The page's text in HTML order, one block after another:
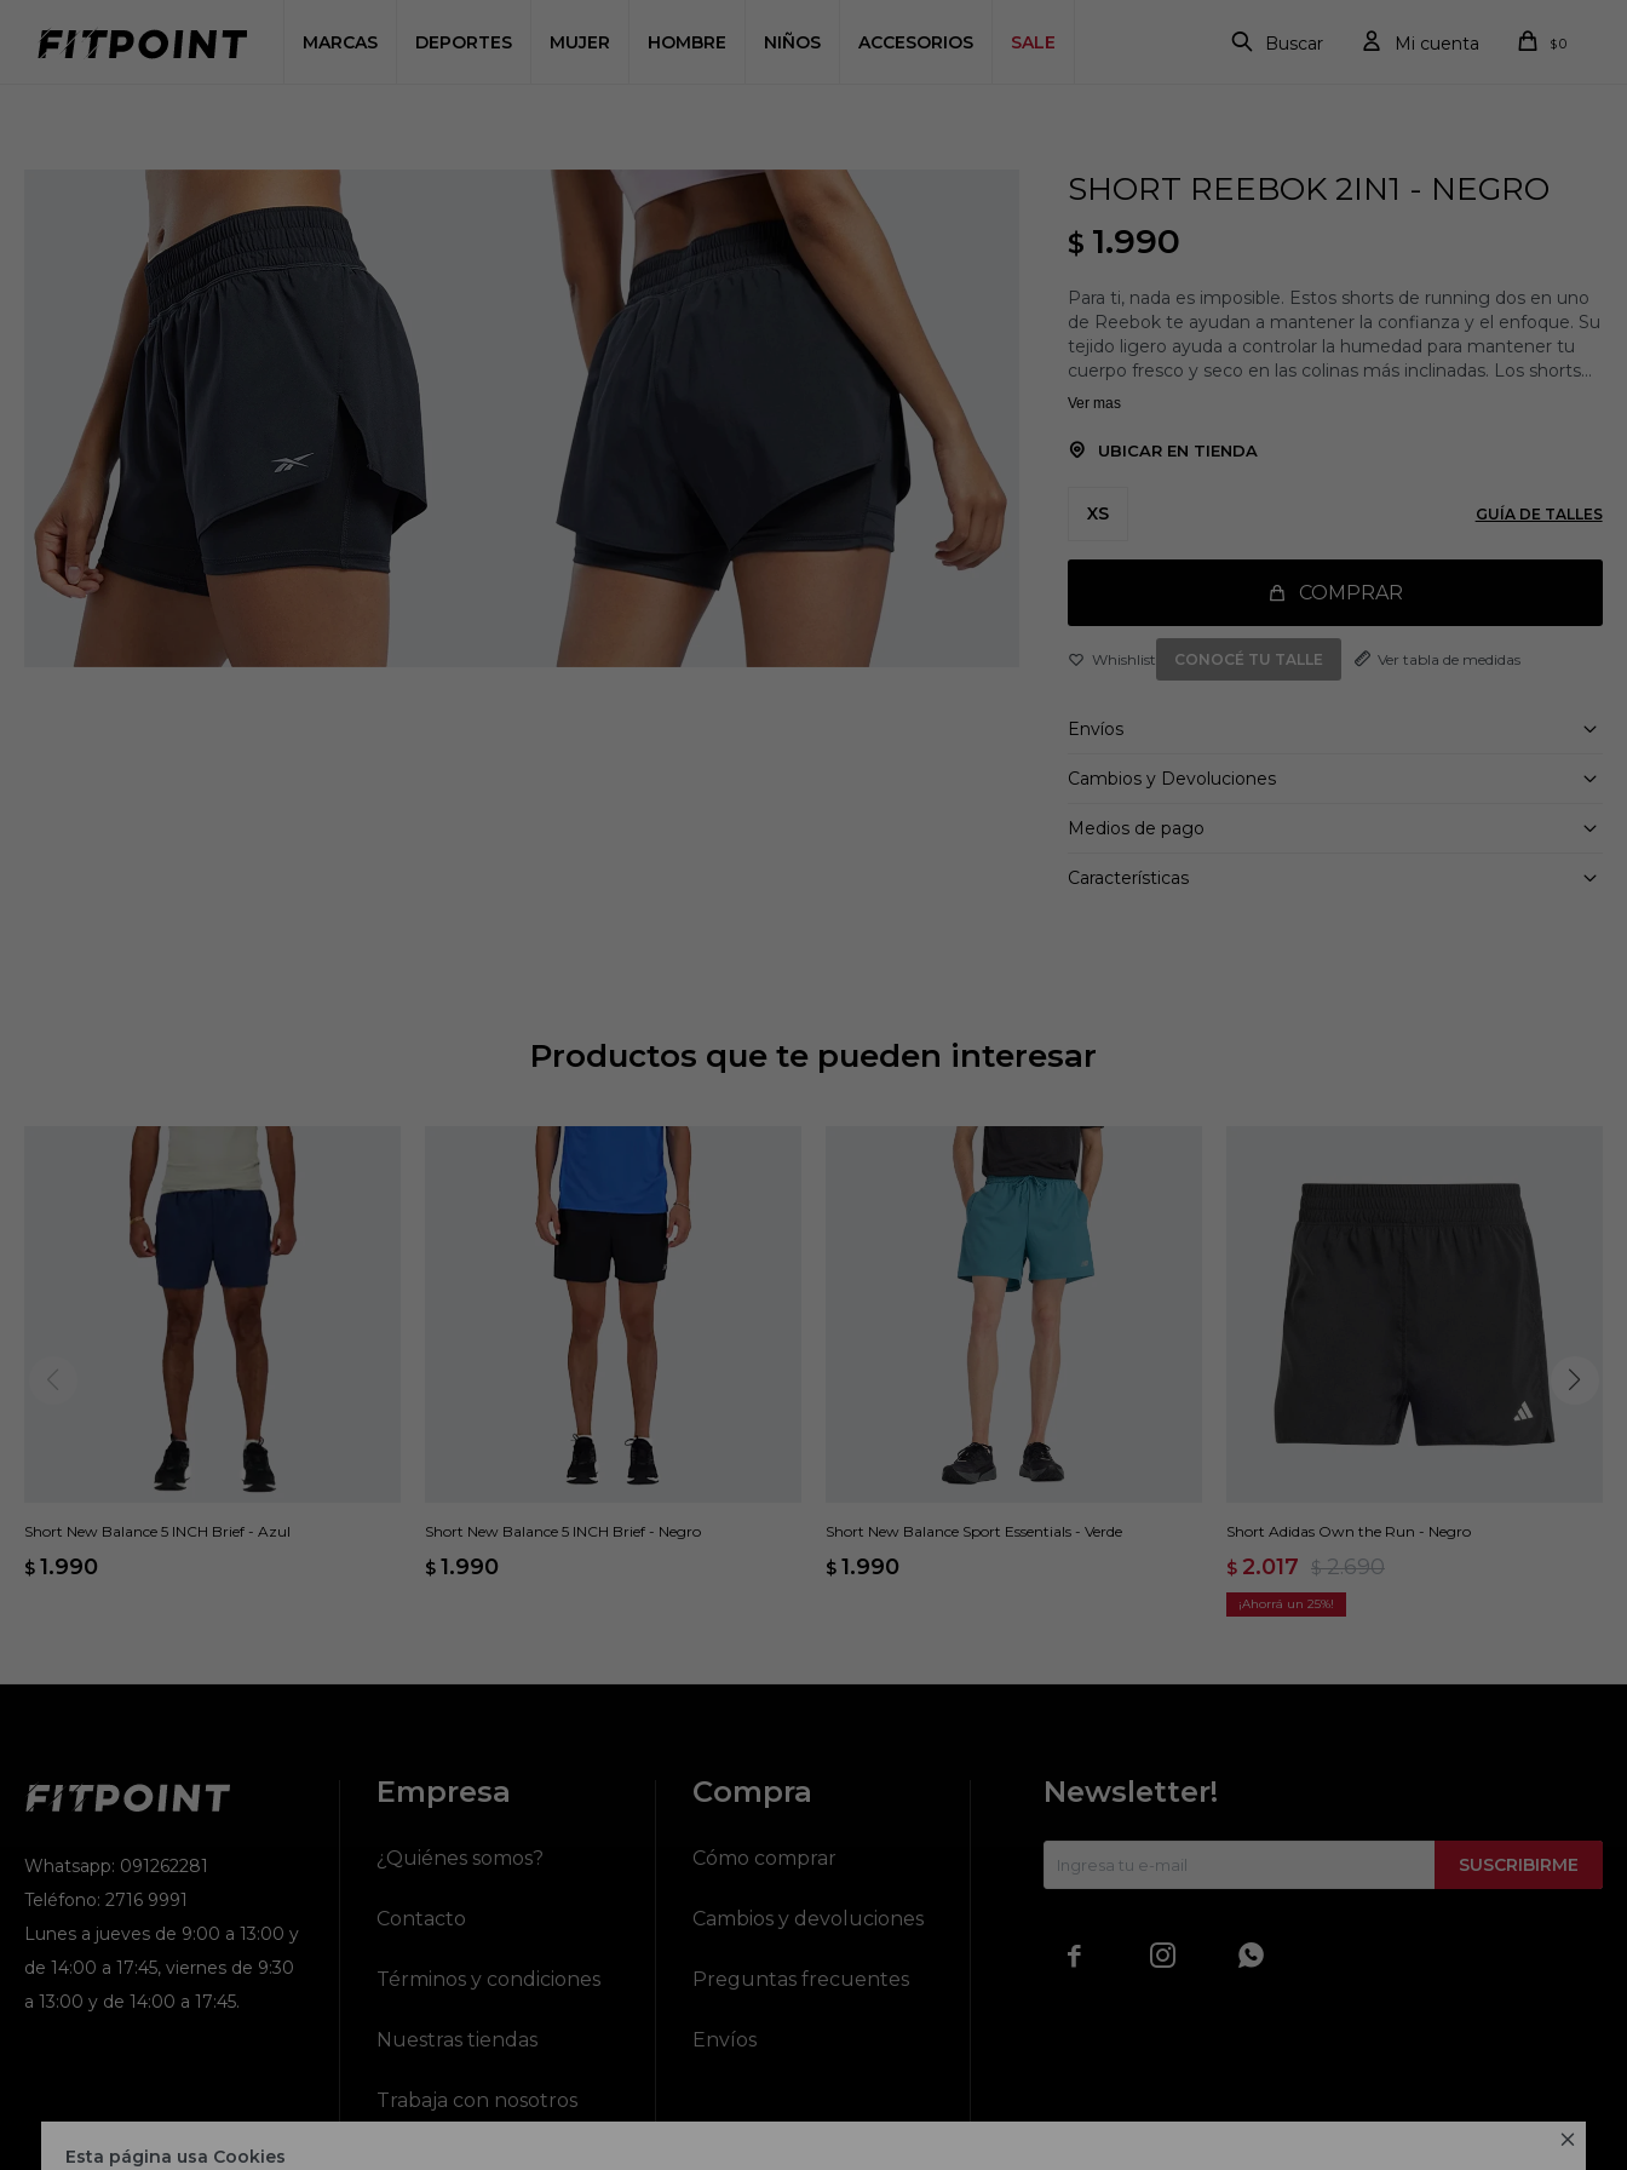

Esta página usa Cookies
MARCAS DEPORTES MUJER HOMBRE NIÑOS ACCESORIOS SALE $0
SHORT REEBOK 2IN1 - NEGRO
$ 1.990
Para ti, nada es imposible. Estos shorts de running dos en uno
de Reebok te ayudan a mantener la confianza y el enfoque. Su
tejido ligero ayuda a controlar la humedad para mantener tu
cuerpo fresco y seco en las colinas más inclinadas. Los shorts
interiores integrados te brindan cobertura adicional y reducen
Materiales: Tejido entrelazado 91% poliéster reciclado / 9%
Dobladillo solapado
Ver mas
UBICAR EN TIENDA
XS GUÍA DE TALLES
COMPRAR
CONOCÉ TU TALLE Ver tabla de medidas
Envíos
Cambios y Devoluciones
Medios de pago
Características
Productos que te pueden interesar
Short New Balance 5 INCH Brief - Azul
$ 1.990
Short New Balance 5 INCH Brief - Negro
$ 1.990
Short New Balance Sport Essentials - Verde
$ 1.990
Short Adidas Own the Run - Negro
$ 2.017 $ 2.690
25
Whatsapp: 091262281
Teléfono: 2716 9991
Lunes a jueves de 9:00 a 13:00 y
de 14:00 a 17:45, viernes de 9:30
a 13:00 y de 14:00 a 17:45.
Empresa
¿Quiénes somos?
Contacto
Términos y condiciones
Nuestras tiendas
Trabaja con nosotros
Compra
Cómo comprar
Cambios y devoluciones
Preguntas frecuentes
Envíos
Newsletter!
SUSCRIBIRME
  